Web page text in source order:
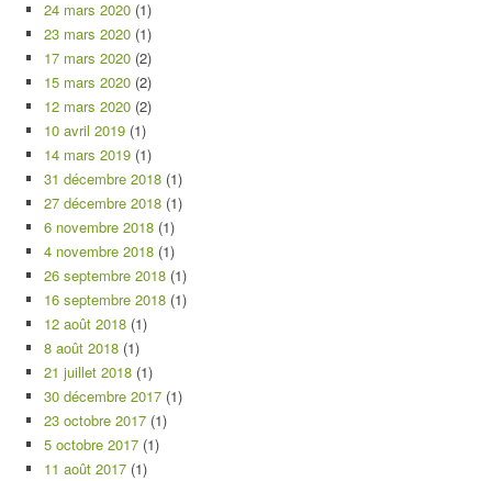
24 mars 2020 (1)
23 mars 2020 (1)
17 mars 2020 (2)
15 mars 2020 (2)
12 mars 2020 (2)
10 avril 2019 (1)
14 mars 2019 (1)
31 décembre 2018 (1)
27 décembre 2018 (1)
6 novembre 2018 (1)
4 novembre 2018 (1)
26 septembre 2018 (1)
16 septembre 2018 (1)
12 août 2018 (1)
8 août 2018 (1)
21 juillet 2018 (1)
30 décembre 2017 (1)
23 octobre 2017 (1)
5 octobre 2017 (1)
11 août 2017 (1)